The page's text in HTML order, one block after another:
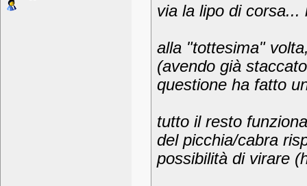
via la lipo di
alla "tottesima"
(avendo già
questione ha fatto
tutto il resto
del picchia/cabra
possibilità di virare